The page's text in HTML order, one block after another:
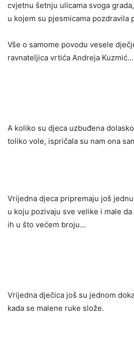
cvjetnu šetnju ulicama svoga
u kojem su pjesmicama pozdravila
Vše o samome povodu vesele
ravnateljica vrtića Andreja Kuzmić…
A koliko su djeca uzbuđena
toliko vole, ispričala su nam ona
Vrijedna djeca pripremaju još
u koju pozivaju sve velike i male
ih u što većem broju…
Vrijedna dječica još su jednom
kada se malene ruke slože.